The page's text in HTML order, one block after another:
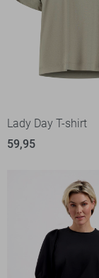
Lady Day T-shirt
59,95